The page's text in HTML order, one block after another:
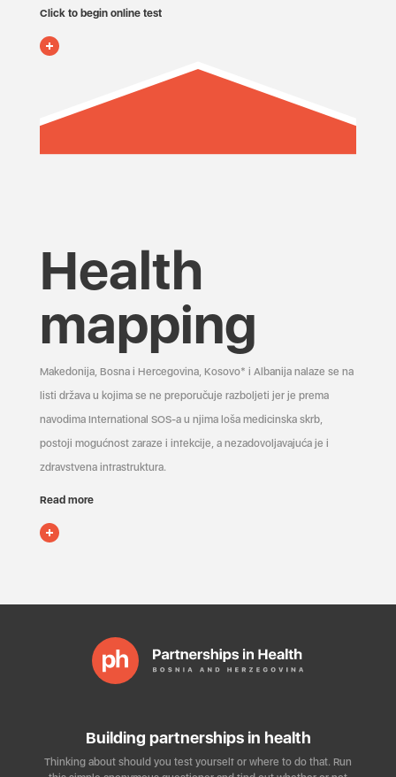
Click to begin online test
Health
mapping
Makedonija, Bosna i Hercegovina, Kosovo* i Albanija nalaze se na
listi država u kojima se ne preporučuje razboljeti jer je prema
navodima International SOS-a u njima loša medicinska skrb,
postoji mogućnost zaraze i infekcije, a nezadovoljavajuća je i
zdravstvena infrastruktura.
Read more
Building partnerships in health
Thinking about should you test yourself or where to do that. Run